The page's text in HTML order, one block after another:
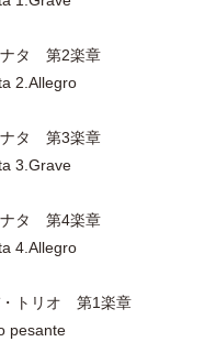
ナタ 第2楽章
2.Allegro
ナタ 第3楽章
3.Grave
ナタ 第4楽章
4.Allegro
・トリオ 第1楽章
pesante